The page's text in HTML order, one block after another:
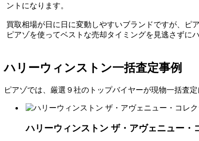
ント になります。
買取相場が日に日に変動しやすいブランドですが、ピ
ピアゾを使ってベストな売却タイミングを見逃さずに
ハリーウィンストン一括査定事例
ピアゾでは、厳選９社のトップバイヤーが現物一括査
ハリーウィンストン ザ・アヴェニュー